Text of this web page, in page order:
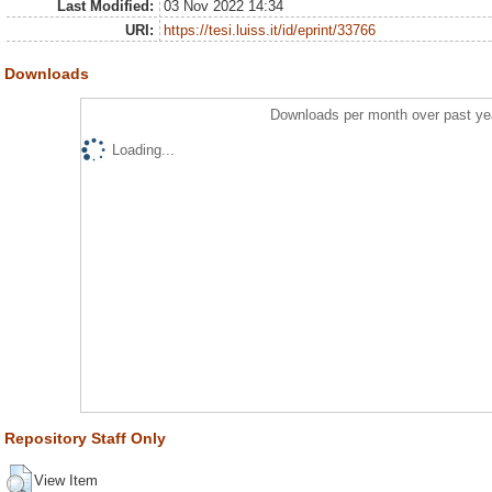
Last Modified:
03 Nov 2022 14:34
URI:
https://tesi.luiss.it/id/eprint/33766
Downloads
Downloads per month over past
Loading...
Repository Staff Only
View Item